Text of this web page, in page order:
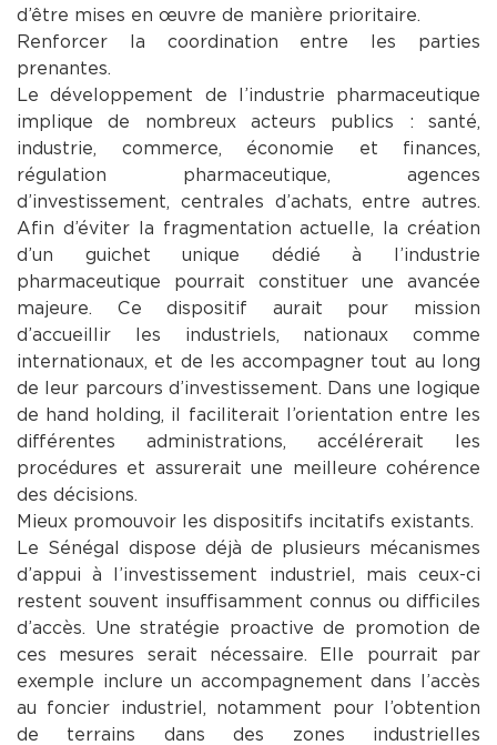
d’être mises en œuvre de manière prioritaire.
Renforcer la coordination entre les parties
prenantes.
Le développement de l’industrie pharmaceutique
implique de nombreux acteurs publics : santé,
industrie, commerce, économie et finances,
régulation pharmaceutique, agences
d’investissement, centrales d’achats, entre autres.
Afin d’éviter la fragmentation actuelle, la création
d’un guichet unique dédié à l’industrie
pharmaceutique pourrait constituer une avancée
majeure. Ce dispositif aurait pour mission
d’accueillir les industriels, nationaux comme
internationaux, et de les accompagner tout au long
de leur parcours d’investissement. Dans une logique
de hand holding, il faciliterait l’orientation entre les
différentes administrations, accélérerait les
procédures et assurerait une meilleure cohérence
des décisions.
Mieux promouvoir les dispositifs incitatifs existants.
Le Sénégal dispose déjà de plusieurs mécanismes
d’appui à l’investissement industriel, mais ceux-ci
restent souvent insuffisamment connus ou difficiles
d’accès. Une stratégie proactive de promotion de
ces mesures serait nécessaire. Elle pourrait par
exemple inclure un accompagnement dans l’accès
au foncier industriel, notamment pour l’obtention
de terrains dans des zones industrielles